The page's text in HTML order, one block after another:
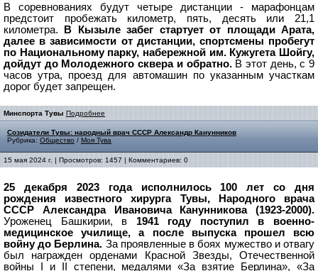
В соревнованиях будут четыре дистанции - марафонцам
предстоит пробежать километр, пять, десять или 21,1
километра. В Кызыле забег стартует от площади Арата,
далее в зависимости от дистанции, спортсмены пробегут
по Национальному парку, набережной им. Кужугета Шойгу,
дойдут до Молодежного сквера и обратно.В этот день, с 9
часов утра, проезд для автомашин по указанным участкам
дорог будет запрещен.
Минспорта Тувы Подробнее
Созидатели Тувы: народный врач СССР Александр Канунников
Рубрика: Общество / Моя Тува
15 мая 2024 г. | Просмотров: 1457 | Комментариев: 0
25 декабря 2023 года исполнилось 100 лет со дня
рождения известного хирурга Тувы, Народного врача
СССР Александра Ивановича Канунникова (1923-2000).
Уроженец Башкирии, в 1941 году поступил в военно-
медицинское училище, а после выпуска прошел всю
войну до Берлина. За проявленные в боях мужество и отвагу
был награжден орденами Красной Звезды, Отечественной
войны I и II степени, медалями «За взятие Берлина», «За